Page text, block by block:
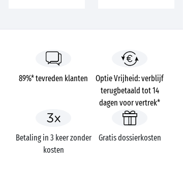
89%* tevreden klanten
Optie Vrijheid: verblijf
terugbetaald tot 14
dagen voor vertrek*
Betaling in 3 keer zonder
kosten
Gratis dossierkosten